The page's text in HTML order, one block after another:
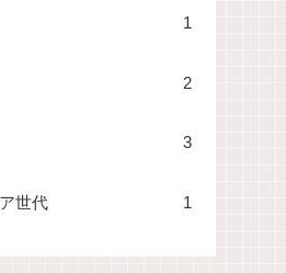
1
2
3
世代 1